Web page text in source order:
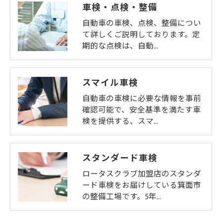
車検・点検・整備
自動車の車検、点検、整備につい
て詳しくご説明しております。定
期的な点検は、自動…
スマイル車検
自動車の車検に必要な情報を事前
確認可能で、安全基準を満たす車
検を提供する、スマ…
スタンダード車検
ロータスクラブ加盟店のスタンダ
ード車検をお届けしている箕面市
の整備工場です。5年…